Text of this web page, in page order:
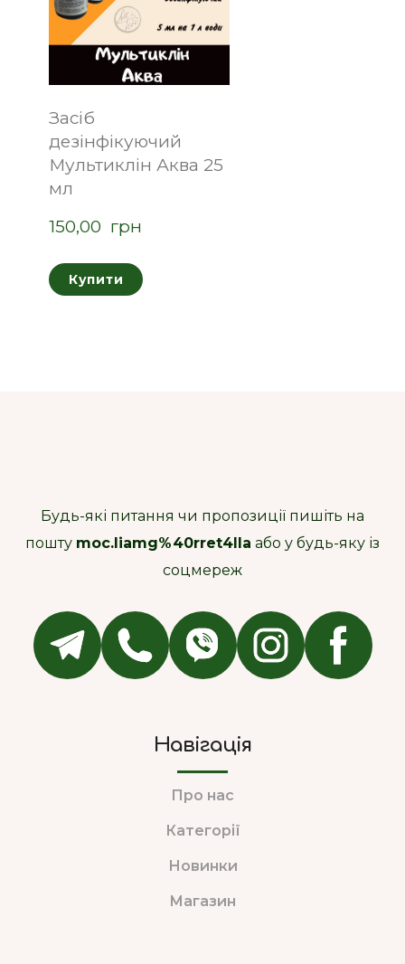
Засіб
дезінфікуючий
Мультиклін Аква 25
мл
150,00  грн
Купити
Будь-які питання чи пропозиції пишіть на
пошту moc.liamg%40rret4lla або у будь-яку із
соцмереж
Навігація
Про нас
Категорії
Новинки
Магазин